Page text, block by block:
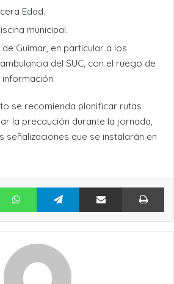
Edad.
municipal.
Güímar, en particular a los
del SUC, con el ruego de
se recomienda planificar rutas
la precaución durante la jornada,
señalizaciones que se instalarán en
WhatsApp Telegram Compartir por Email